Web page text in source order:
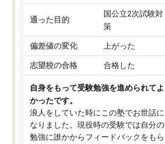
通った目的
国公立2次試験対
策
偏差値の変化 上がった
志望校の合格 合格した
自身をもって受験勉強を進められてよ
かったです。
浪人をしていた時にこの塾でお世話に
なりました。現役時の受験では自分の
勉強に誰かからフィードバックをもら